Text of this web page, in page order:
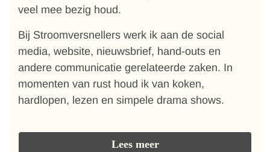
veel mee bezig houd.
Bij Stroomversnellers werk ik aan de social
media, website, nieuwsbrief, hand-outs en
andere communicatie gerelateerde zaken. In
momenten van rust houd ik van koken,
hardlopen, lezen en simpele drama shows.
Lees meer